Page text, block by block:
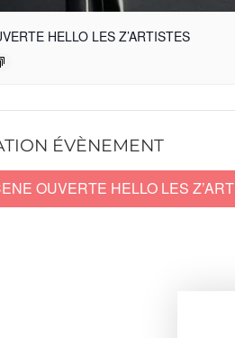
HELLO LES Z’ARTISTES
ÉVÈNEMENT
OUVERTE HELLO LES